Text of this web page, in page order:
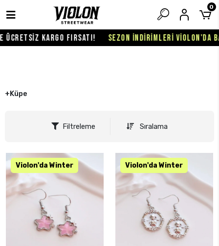
KARGO FIRSATI! SEZON İNDİRİMLERİ VİOLON'DA BAŞLADI
0
+Küpe
Filtreleme Sıralama